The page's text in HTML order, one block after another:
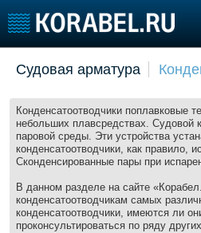
Пульс
Новости
Компании
Репутация
Работа
Крюинг
Журнал
Доска
Изделия
Услуги
Судовая арматура
Конденсатоотводчики поплавковые
небольших плавсредствах. Судовой
паровой среды. Эти устройства
конденсатоотводчики, как правило,
Сконденсированные пары при
В данном разделе на сайте
конденсатоотводчикам самых
конденсатоотводчики, имеются ли
проконсультироваться по ряду